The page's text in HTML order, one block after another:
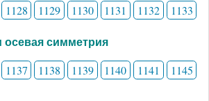
1128 1129 1130 1131 1132 1133
осевая симметрия
1137 1138 1139 1140 1141
1145